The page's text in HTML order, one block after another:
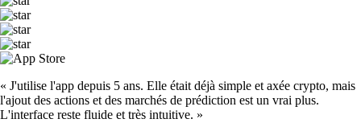
« J'utilise l'app depuis 5 ans. Elle était déjà simple et axée crypto, mais
l'ajout des actions et des marchés de prédiction est un vrai plus.
L'interface reste fluide et très intuitive. »